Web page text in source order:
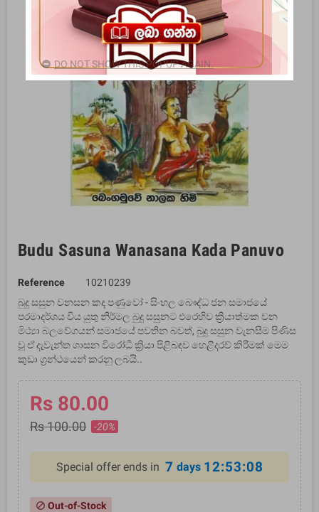
Budu Sasuna Wanasana Kada Panuvo
Reference
10210239
බුදු සසුන වනසන කද පණුවෝ - සිංහල බෞද්ධ ජන සමාජයේ
පරමාදර්ශය විය යුතු නිර්මල බුදු සසුනට එරෙහිව ක්‍රියාත්මක වන
මිථ්‍යා බලවේගයන් සමාජයේ පවතින බවත්, බුදු සසුන වැනසීම පිණිස
වූ ඒ දැවැන්ත ශාසන විරෝධී ක්‍රියා පිළිබඳව හෙළිදරව් කිරීමක් මෙම
කුඩා ග්‍රන්ථයෙන් කරනු ලබයි..
Rs 80.00
Rs 100.00 -20%
Special offer ends in 7 days 12:53:08
block Out-of-Stock
DO NOT SHOW THIS POPUP AGAIN.